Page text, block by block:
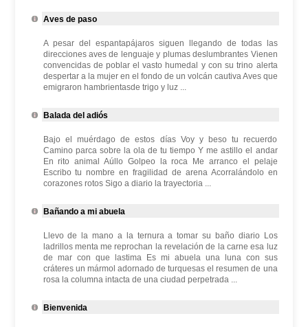
Aves de paso
A pesar del espantapájaros siguen llegando de todas las
direcciones aves de lenguaje y plumas deslumbrantes Vienen
convencidas de poblar el vasto humedal y con su trino alerta
despertar a la mujer en el fondo de un volcán cautiva Aves que
emigraron hambrientasde trigo y luz ...
Balada del adiós
Bajo el muérdago de estos días Voy y beso tu recuerdo
Camino parca sobre la ola de tu tiempo Y me astillo el andar
En rito animal Aúllo Golpeo la roca Me arranco el pelaje
Escribo tu nombre en fragilidad de arena Acorralándolo en
corazones rotos Sigo a diario la trayectoria ...
Bañando a mi abuela
Llevo de la mano a la ternura a tomar su baño diario Los
ladrillos menta me reprochan la revelación de la carne esa luz
de mar con que lastima Es mi abuela una luna con sus
cráteres un mármol adornado de turquesas el resumen de una
rosa la columna intacta de una ciudad perpetrada ...
Bienvenida